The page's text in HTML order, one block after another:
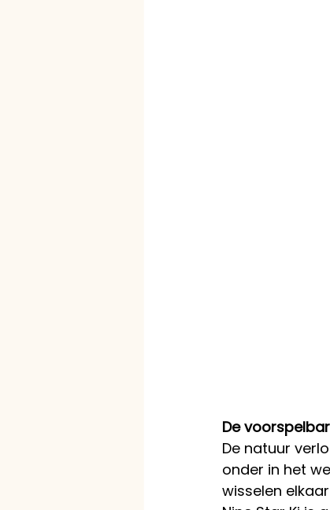
De
De natuur
onder in het
wisselen